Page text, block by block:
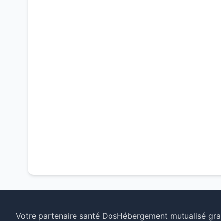
Votre partenaire santé DosHébergement mutualisé